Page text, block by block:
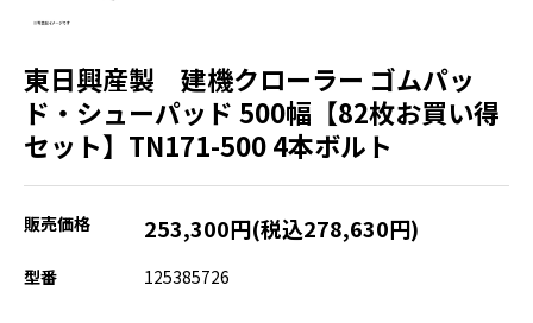
東日興産製 建機クローラー ゴムパッ
ド・シューパッド 500幅【82枚お買い得
セット】TN171-500 4本ボルト
販売価格 253,300円(税込278,630円)
型番 125385726